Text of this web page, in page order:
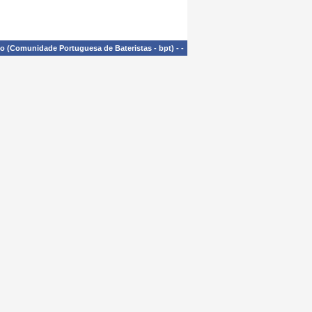
(Comunidade Portuguesa de Bateristas - bpt) - -